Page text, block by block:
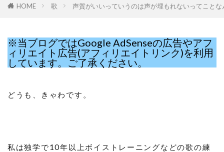
HOME 歌 声質がいいっていうのは声が埋もれないってことな
※当ブログではGoogle AdSenseの広告やアフ
ィリエイト広告(アフィリエイトリンク)を利用
しています。ご了承ください。
どうも、きゃわです。
私は独学で10年以上ボイストレーニングなどの歌の練